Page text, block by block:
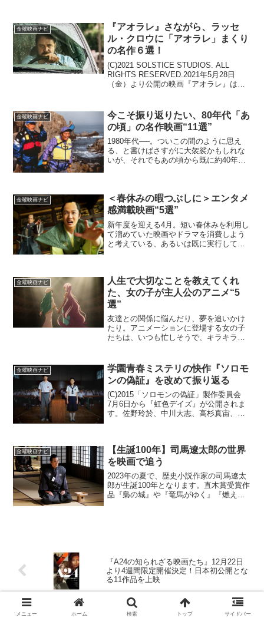
金曜映画ナビ
『アオラレ』さながら、ラッセ
ル・クロウに「アオラレ」まくり
の名作６選！
(C)2021 SOLSTICE STUDIOS. ALL
RIGHTS RESERVED.2021年5月28日
（金）より公開の映画『アオラレ』は、
た車にクラクションを...
金曜映画ナビ
今こそ振り返りたい、80年代「あ
の頃」の名作映画“11選”
1980年代──。ついこの間のように思え
る、と書けばさすがに大袈裟かもしれな
いが、それでもあの頃から既に約40年が
ると、近年のエン...
金曜映画ナビ
＜春休みの暇つぶしに＞エンタメ
感満載映画“5選”
新年度を迎える4月。短い春休みを利用し
て溜めていた映画やドラマを消費しよう
と考えている、あるいは既に実行してい
てみてはいかがだろう。...
金曜映画ナビ
人生で大切なことを教えてくれ
た、女の子が主人公のアニメ“5
選”
友達との関係に悩んだり、夢を追いかけ
たり。アニメーションに登場する女の子
たちは、いつも忙しそうで、キラキラし
もちろん、彼女たちのパワーから勇気を
もらえることがある。さま...
金曜映画ナビ
学園青春ミステリの快作『ソロモ
ンの偽証』を改めて振り返る
(C)2015「ソロモンの偽証」製作委員会
7月6日から『虹色デイズ』が公開されま
す。佐野玲於、中川大志、高杉真宙、横
らではの初々し...
金曜映画ナビ
【生誕100年】司馬遼太郎の世界
を映画で追う
2023年の夏で、歴史小説作家の司馬遼太
郎が生誕100年となります。直木賞受賞作
品『梟の城』や『竜馬がゆく』『燃えよ
『A24の知られざる映画たち』12月22日
より4週間限定開催決定！日本初公開とな
る11作品を上映
＜中島健人の新境地＞『おまえの罪を自
メニュー ホーム 検索 トップ サイドバー